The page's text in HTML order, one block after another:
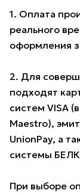
1. Оплата
реального
оформления
2. Для
подходят
систем VISA
Maestro),
UnionPay, а
системы
При выборе